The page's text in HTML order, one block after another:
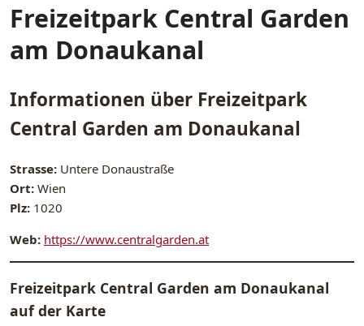
Freizeitpark Central Garden
am Donaukanal
Informationen über Freizeitpark
Central Garden am Donaukanal
Strasse: Untere Donaustraße
Ort: Wien
Plz: 1020
Web: https://www.centralgarden.at
Freizeitpark Central Garden am Donaukanal
auf der Karte